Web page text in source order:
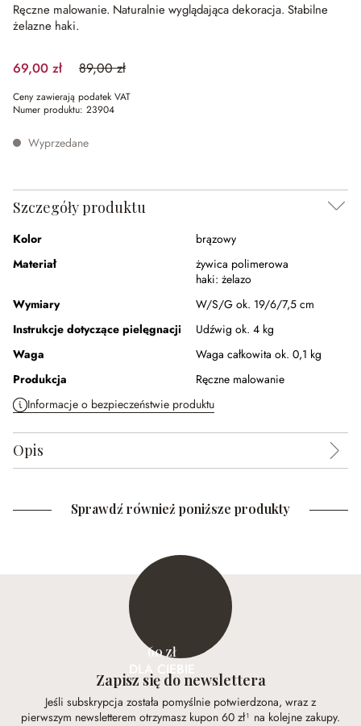
Ręczne malowanie. Naturalnie wyglądająca dekoracja. Stabilne
żelazne haki.
69,00 zł 89,00 zł
(22.47%spared)
Ceny zawierają podatek VAT
Numer produktu: 23904
Wyprzedane
Szczegóły produktu
Kolor
brązowy
Materiał
żywica polimerowa
haki: żelazo
Wymiary
W/S/G ok. 19/6/7,5 cm
Instrukcje dotyczące pielęgnacji
Udźwig ok. 4 kg
Waga
Waga całkowita ok. 0,1 kg
Produkcja
Ręczne malowanie
Informacje o bezpieczeństwie produktu
Opis
Sprawdź również poniższe produkty
60 zł
DLA CIEBIE
Zapisz się do newslettera
Jeśli subskrypcja została pomyślnie potwierdzona, wraz z
pierwszym newsletterem otrzymasz kupon 60 zł¹ na kolejne zakupy.